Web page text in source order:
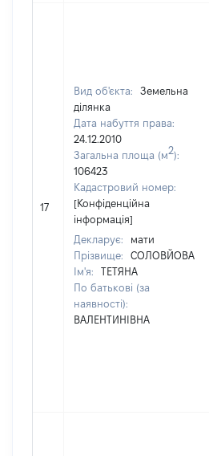
17
Вид об'єкта:
Земельна
ділянка
Дата набуття права:
24.12.2010
Загальна площа (м2):
106423
Кадастровий номер:
[Конфіденційна
інформація]
Декларує:
мати
Прізвище:
СОЛОВЙОВА
Ім'я:
ТЕТЯНА
По батькові (за
наявності):
ВАЛЕНТИНІВНА